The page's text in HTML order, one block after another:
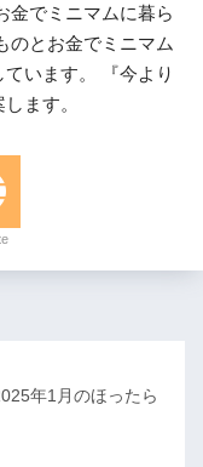
金でミニマムに暮ら
のとお金でミニマム
います。 『今より
ます。
年1月のほったら